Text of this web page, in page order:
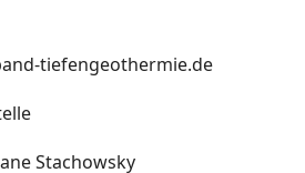
tiefengeothermie.de
Stachowsky